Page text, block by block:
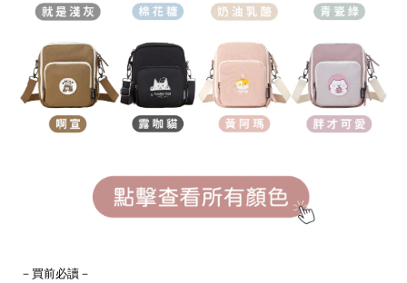
－買前必讀－